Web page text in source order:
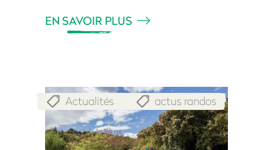
EN SAVOIR PLUS
Actualités actus randos